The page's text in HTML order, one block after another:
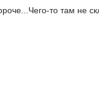
то там не